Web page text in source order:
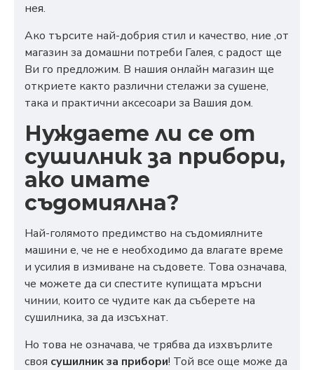
нея.
Ако търсите най-добрия стил и качество, ние ,от
магазин за домашни потреби Галея, с радост ще
Ви го предложим. В нашия онлайн магазин ще
откриете както различни стелажи за сушене,
така и практични аксесоари за Вашия дом.
Нуждаете ли се от
сушилник за прибори,
ако имате
съдомиялна?
Най-голямото предимство на съдомиялните
машини е, че не е необходимо да влагате време
и усилия в измиване на съдовете. Това означава,
че можете да си спестите купищата мръсни
чинии, които се чудите как да съберете на
сушилника, за да изсъхнат.
Но това не означава, че трябва да изхвърлите
своя сушилник за прибори! Той все още може да